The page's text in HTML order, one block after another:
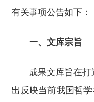
有关事项公告如下：
一、文库宗旨
成果文库旨在
出反映当前我国哲